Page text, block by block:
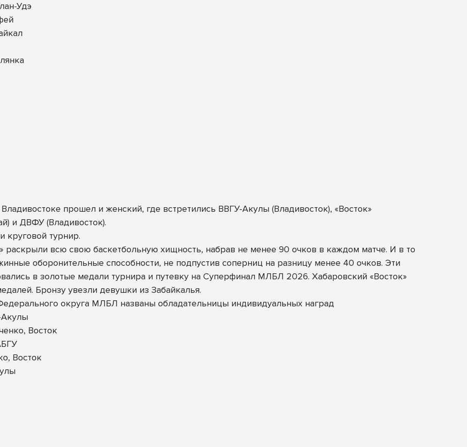
Удэ
прошел и женский, где встретились ВВГУ-Акулы (Владивосток), «Восток»
и ДВФУ (Владивосток).
круговой турнир.
раскрыли всю свою баскетбольную хищность, набрав не менее 90 очков в каждом матче. И в то
оборонительные способности, не подпустив соперниц на разницу менее 40 очков. Эти
в золотые медали турнира и путевку на Суперфинал МЛБЛ 2026. Хабаровский «Восток»
Бронзу увезли девушки из Забайкалья.
округа МЛБЛ названы обладательницы индивидуальных наград
Восток
Восток